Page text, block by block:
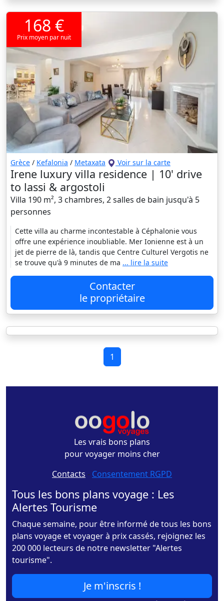
168 €
Prix moyen par nuit
Grèce / Kefalonia / Metaxata Voir sur la carte
Irene luxury villa residence | 10' drive
to lassi & argostoli
Villa 190 m², 3 chambres, 2 salles de bain jusqu'à 5
personnes
Cette villa au charme incontestable à Céphalonie vous
offre une expérience inoubliable. Mer Ionienne est à un
jet de pierre de là, tandis que Centre Culturel Vergotis ne
se trouve qu'à 9 minutes de ma ... lire la suite
Contacter
le propriétaire
1
Les vrais bons plans
pour voyager moins cher
Contacts - Consentement RGPD
Tous les bons plans voyage : Les
Alertes Tourisme
Chaque semaine, pour être informé de tous les bons
plans voyage et voyager à prix cassés, rejoignez les
200 000 lecteurs de notre newsletter "Alertes
tourisme".
Je m'inscris !